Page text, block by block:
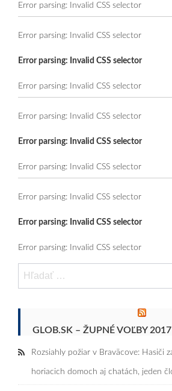
Error parsing: Invalid CSS selector
Error parsing: Invalid CSS selector
Error parsing: Invalid CSS selector
Error parsing: Invalid CSS selector
Error parsing: Invalid CSS selector
Error parsing: Invalid CSS selector
Error parsing: Invalid CSS selector
Error parsing: Invalid CSS selector
Error parsing: Invalid CSS selector
Error parsing: Invalid CSS selector
Hľadať:
GLOB.SK – ŽUPNÉ VOĽBY 2017
Rozsiahly požiar v Braväcove: Hasiči
horiacich domoch aj chatách, jeden